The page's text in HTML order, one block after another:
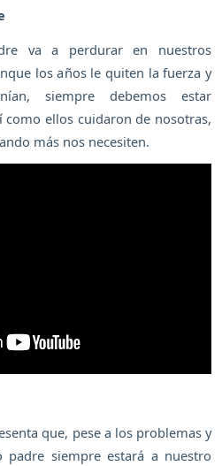
va a perdurar en nuestros
los años le quiten la fuerza y
siempre debemos estar
como ellos cuidaron de nosotras,
más nos necesiten.
que, pese a los problemas y
padre siempre estará a nuestro